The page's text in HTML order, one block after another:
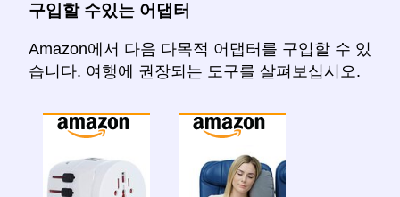
구입할 수있는 어댑터
Amazon에서 다음 다목적 어댑터를 구입할 수 있
습니다. 여행에 권장되는 도구를 살펴보십시오.